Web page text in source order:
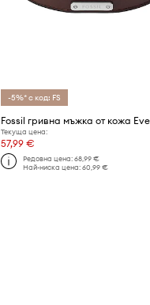
-5%* с код: FS
Fossil гривна мъжка от кожа
Текуща цена:
57,99 €
Редовна цена: 68,99 €
Най-ниска цена: 60,99 €